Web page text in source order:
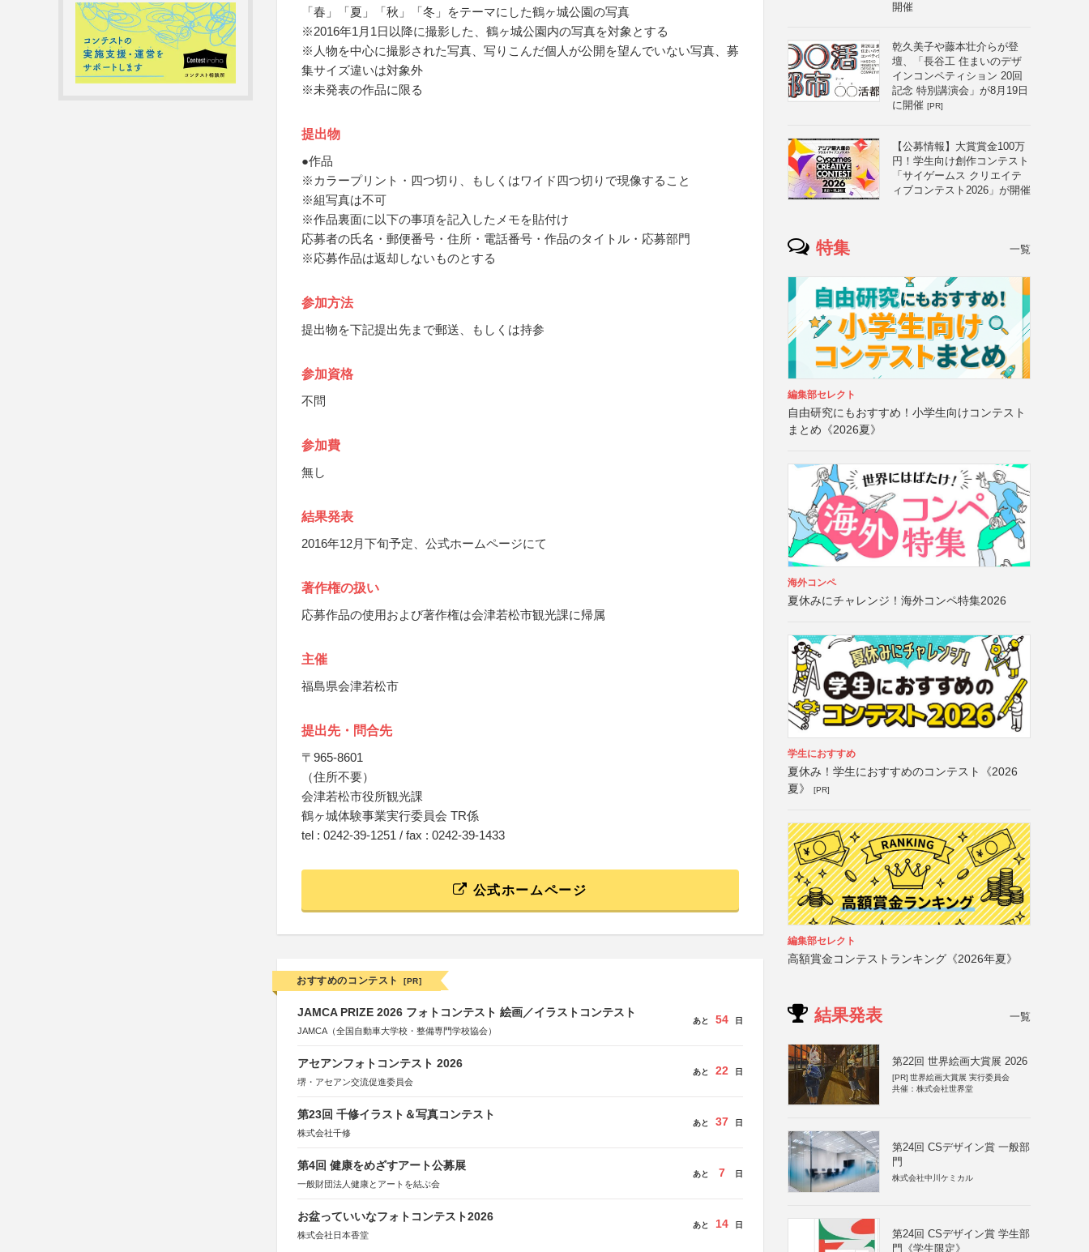
「春」「夏」「秋」「冬」をテーマにした鶴ヶ城公園の写真
※2016年1月1日以降に撮影した、鶴ヶ城公園内の写真を対象とする
※人物を中心に撮影された写真、写りこんだ個人が公開を望んでいない写真、募
集サイズ違いは対象外
※未発表の作品に限る
提出物
●作品
※カラープリント・四つ切り、もしくはワイド四つ切りで現像すること
※組写真は不可
※作品裏面に以下の事項を記入したメモを貼付け
応募者の氏名・郵便番号・住所・電話番号・作品のタイトル・応募部門
※応募作品は返却しないものとする
参加方法
提出物を下記提出先まで郵送、もしくは持参
参加資格
不問
参加費
無し
結果発表
2016年12月下旬予定、公式ホームページにて
著作権の扱い
応募作品の使用および著作権は会津若松市観光課に帰属
主催
福島県会津若松市
提出先・問合先
〒965-8601
（住所不要）
会津若松市役所観光課
鶴ヶ城体験事業実行委員会 TR係
tel : 0242-39-1251 / fax : 0242-39-1433
公式ホームページ
おすすめのコンテスト [PR]
JAMCA PRIZE 2026 フォトコンテスト 絵画／イラストコンテスト
JAMCA（全国自動車大学校・整備専門学校協会）
あと 54 日
アセアンフォトコンテスト 2026
堺・アセアン交流促進委員会
あと 22 日
第23回 千修イラスト＆写真コンテスト
株式会社千修
あと 37 日
第4回 健康をめざすアート公募展
一般財団法人健康とアートを結ぶ会
あと 7 日
お盆っていいなフォトコンテスト2026
株式会社日本香堂
あと 14 日
開催
乾久美子や藤本壮介らが登
壇、「長谷工 住まいのデザ
インコンペティション 20回
記念 特別講演会」が8月19日
に開催 [PR]
【公募情報】大賞賞金100万
円！学生向け創作コンテスト
「サイゲームス クリエイテ
ィブコンテスト2026」が開催
特集 一覧
編集部セレクト
自由研究にもおすすめ！小学生向けコンテスト
まとめ《2026夏》
海外コンペ
夏休みにチャレンジ！海外コンペ特集2026
学生におすすめ
夏休み！学生におすすめのコンテスト《2026
夏》
[PR]
編集部セレクト
高額賞金コンテストランキング《2026年夏》
結果発表 一覧
第22回 世界絵画大賞展 2026
[PR] 世界絵画大賞展 実行委員会
共催：株式会社世界堂
第24回 CSデザイン賞 一般部
門
株式会社中川ケミカル
第24回 CSデザイン賞 学生部
門《学生限定》